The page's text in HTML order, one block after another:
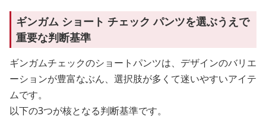
ギンガム ショート チェック パンツを選ぶうえで
重要な判断基準
ギンガムチェックのショートパンツは、デザインのバリエ
ーションが豊富なぶん、選択肢が多くて迷いやすいアイテ
ムです。
以下の3つが核となる判断基準です。